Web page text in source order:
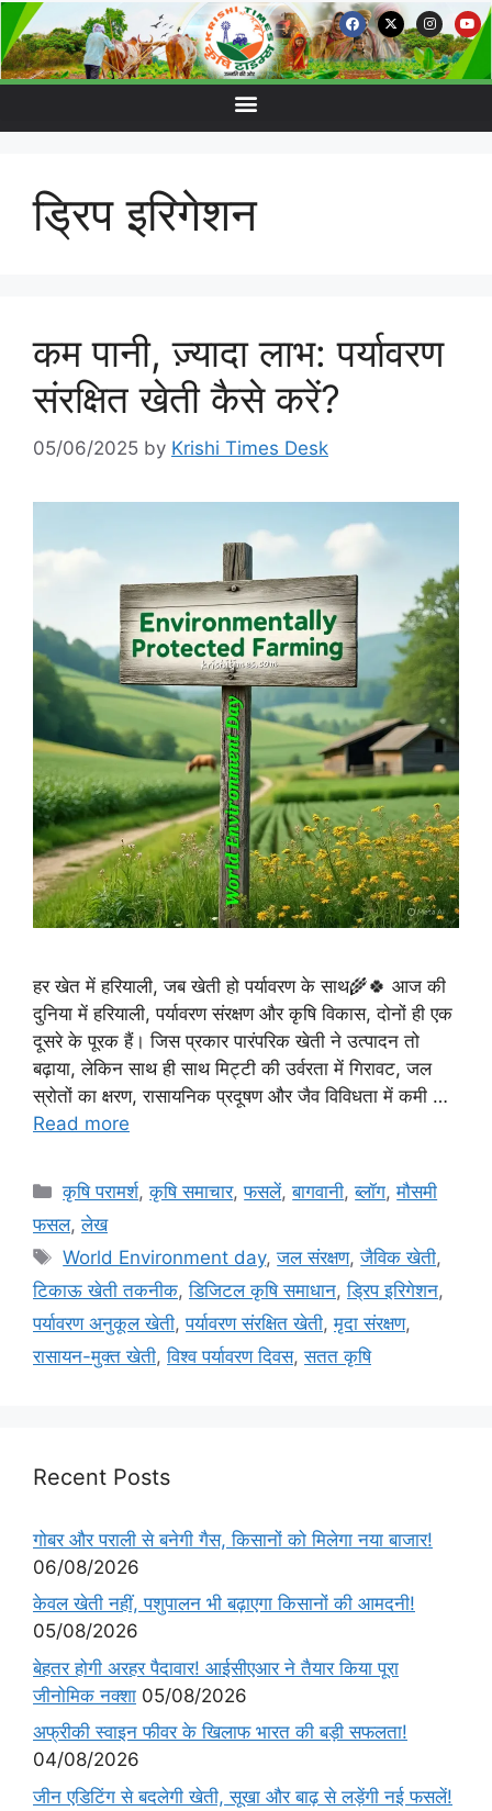
ड्रिप इरिगेशन
कम पानी, ज़्यादा लाभ: पर्यावरण
संरक्षित खेती कैसे करें?
05/06/2025 by Krishi Times Desk
हर खेत में हरियाली, जब खेती हो पर्यावरण के साथ🌾🍀 आज की
दुनिया में हरियाली, पर्यावरण संरक्षण और कृषि विकास, दोनों ही एक
दूसरे के पूरक हैं। जिस प्रकार पारंपरिक खेती ने उत्पादन तो
बढ़ाया, लेकिन साथ ही साथ मिट्टी की उर्वरता में गिरावट, जल
स्रोतों का क्षरण, रासायनिक प्रदूषण और जैव विविधता में कमी …
Read more
कृषि परामर्श,कृषि समाचार,फसलें,बागवानी,ब्लॉग,मौसमी
फसल,लेख
World Environment day,जल संरक्षण,जैविक खेती,
टिकाऊ खेती तकनीक,डिजिटल कृषि समाधान,ड्रिप इरिगेशन,
पर्यावरण अनुकूल खेती,पर्यावरण संरक्षित खेती,मृदा संरक्षण,
रासायन-मुक्त खेती,विश्व पर्यावरण दिवस,सतत कृषि
Recent Posts
गोबर और पराली से बनेगी गैस, किसानों को मिलेगा नया बाजार!
06/08/2026
केवल खेती नहीं, पशुपालन भी बढ़ाएगा किसानों की आमदनी!
05/08/2026
बेहतर होगी अरहर पैदावार! आईसीएआर ने तैयार किया पूरा
जीनोमिक नक्शा 05/08/2026
अफ्रीकी स्वाइन फीवर के खिलाफ भारत की बड़ी सफलता!
04/08/2026
जीन एडिटिंग से बदलेगी खेती, सूखा और बाढ़ से लड़ेंगी नई फसलें!